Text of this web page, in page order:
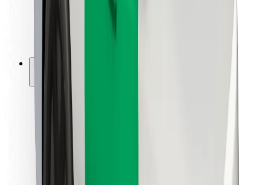
Városi megoldások
Repülőtér
Bolt töltőállomások
Utasoknak
Sofőröknek
Ételfutároknak
Flottapartnereknek